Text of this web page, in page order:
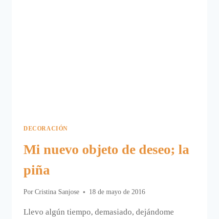
DECORACIÓN
Mi nuevo objeto de deseo; la
piña
Por Cristina Sanjose 18 de mayo de 2016
Llevo algún tiempo, demasiado, dejándome